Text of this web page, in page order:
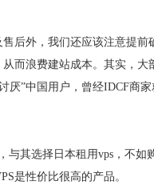
后外，我们还应该注意提前
而浪费建站成本。其实，大
厌”中国用户，曾经IDCF商家
与其选择日本租用vps，不如
是性价比很高的产品。